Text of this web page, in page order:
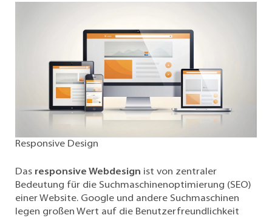
Responsive Design
Das responsive Webdesign ist von zentraler
Bedeutung für die Suchmaschinenoptimierung (SEO)
einer Website. Google und andere Suchmaschinen
legen großen Wert auf die Benutzerfreundlichkeit